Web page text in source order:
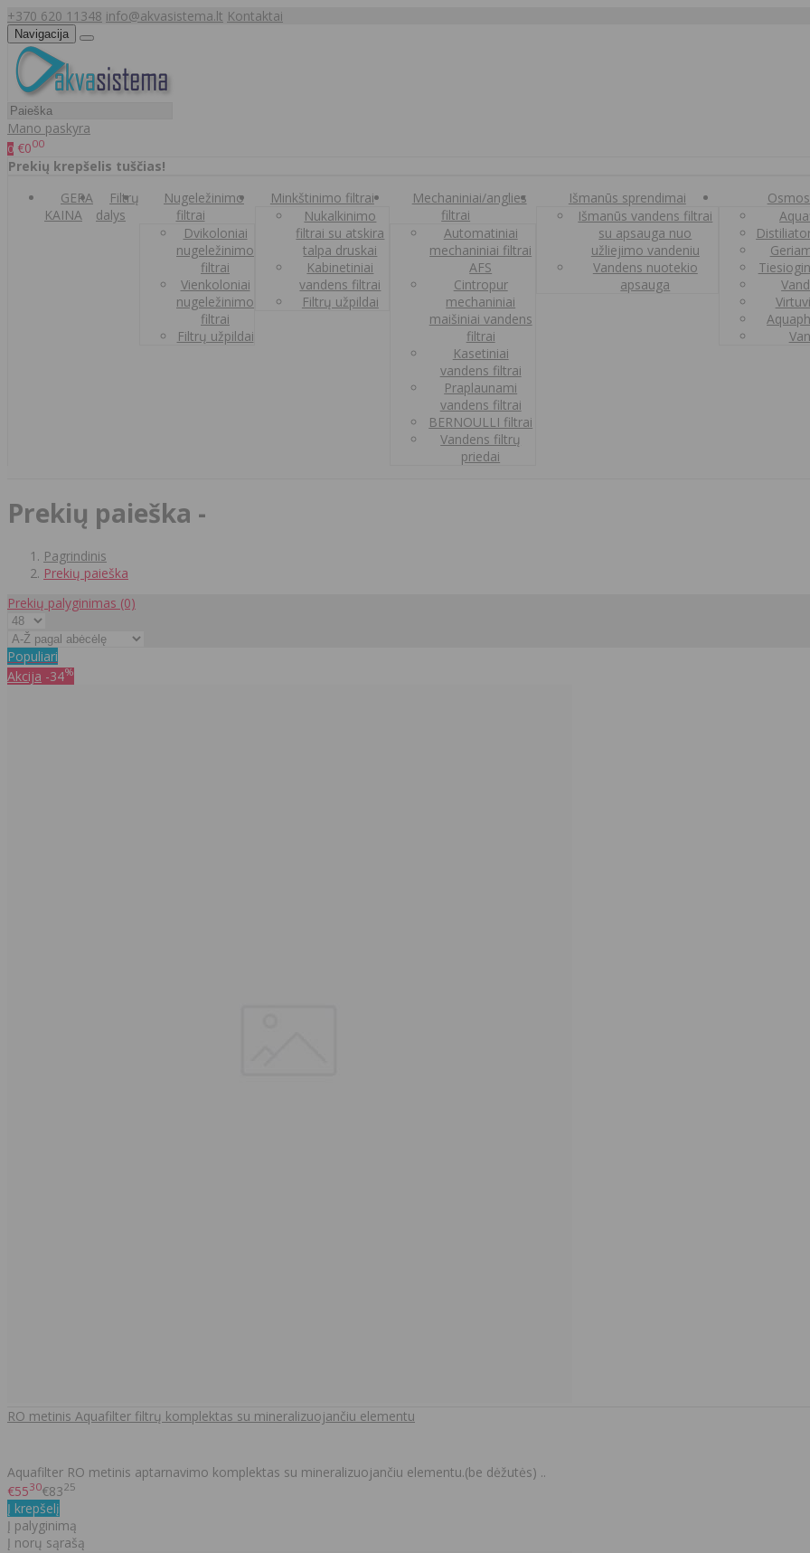
+370 620 11348 info@akvasistema.lt Kontaktai
Navigacija
Mano paskyra
0 €000
Prekių krepšelis tuščias!
GERA
KAINA
Filtrų
dalys
Nugeležinimo
filtrai
Dvikoloniai
nugeležinimo
filtrai
Vienkoloniai
nugeležinimo
filtrai
Filtrų užpildai
Minkštinimo filtrai
Nukalkinimo
filtrai su atskira
talpa druskai
Kabinetiniai
vandens filtrai
Filtrų užpildai
Mechaniniai/anglies
filtrai
Automatiniai
mechaniniai filtrai
AFS
Cintropur
mechaniniai
maišiniai vandens
filtrai
Kasetiniai
vandens filtrai
Praplaunami
vandens filtrai
BERNOULLI filtrai
Vandens filtrų
priedai
Išmanūs sprendimai
Išmanūs vandens filtrai
su apsauga nuo
užliejimo vandeniu
Vandens nuotekio
apsauga
Prekių paieška -
Pagrindinis
Prekių paieška
Prekių palyginimas (0)
Populiari
Akcija -34%
RO metinis Aquafilter filtrų komplektas su mineralizuojančiu elementu
Aquafilter RO metinis aptarnavimo komplektas su mineralizuojančiu elementu.(be dėžutės) ..
€5530€8325
Į krepšelį
Į palyginimą
Į norų sąrašą